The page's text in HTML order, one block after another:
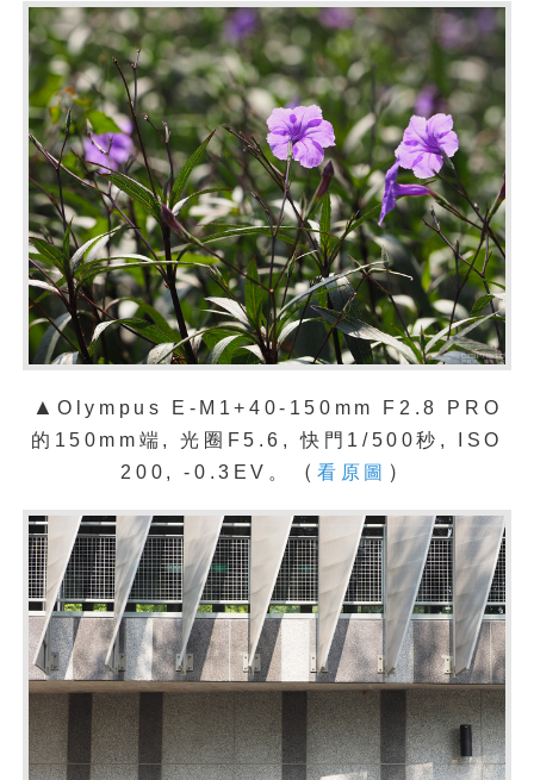
▲Olympus E-M1+40-150mm F2.8 PRO
的150mm端, 光圈F5.6, 快門1/500秒, ISO
200, -0.3EV。
（看原圖 ）